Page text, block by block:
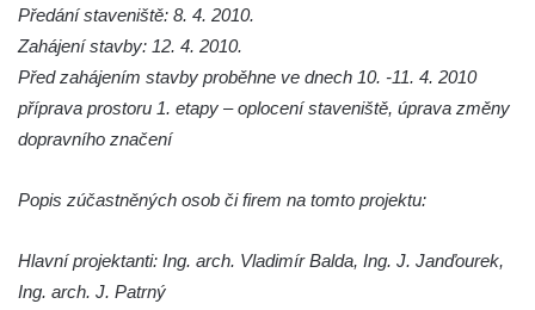
Sousoší Kalvárie před klášterem
dominikánů u Piaristického náměstí v
Socha svatého Václava u pramene v
Pamětní deska Tomáše Garrigue Masaryka
na radnici v Českých Budějovicích
Předání staveniště: 8. 4. 2010.
Zahájení stavby: 12. 4. 2010.
Před zahájením stavby proběhne ve dnech 10. -11. 4. 2010
příprava prostoru 1. etapy – oplocení staveniště, úprava změny
dopravního značení
Popis zúčastněných osob či firem na tomto projektu:
Hlavní projektanti: Ing. arch. Vladimír Balda, Ing. J. Janďourek,
Ing. arch. J. Patrný